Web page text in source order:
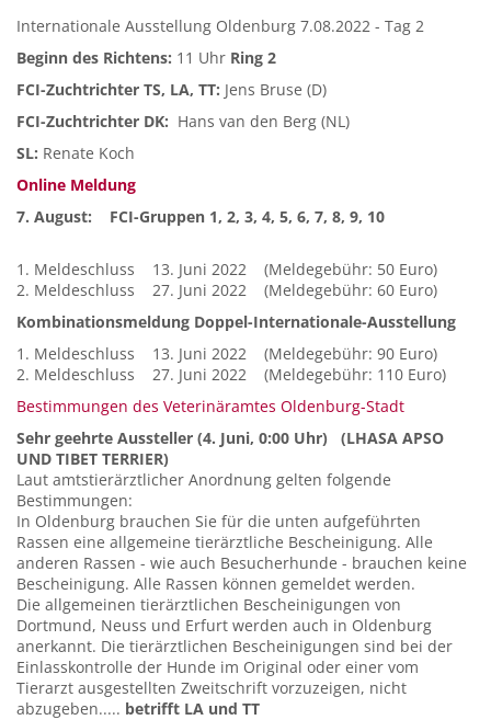
Internationale Ausstellung Oldenburg 7.08.2022 - Tag 2
Beginn des Richtens: 11 Uhr Ring 2
FCI-Zuchtrichter TS, LA, TT: Jens Bruse (D)
FCI-Zuchtrichter DK: Hans van den Berg (NL)
SL: Renate Koch
Online Meldung
7. August: FCI-Gruppen 1, 2, 3, 4, 5, 6, 7, 8, 9, 10
1. Meldeschluss 13. Juni 2022 (Meldegebühr: 50 Euro)
2. Meldeschluss 27. Juni 2022 (Meldegebühr: 60 Euro)
Kombinationsmeldung Doppel-Internationale-Ausstellung
1. Meldeschluss 13. Juni 2022 (Meldegebühr: 90 Euro)
2. Meldeschluss 27. Juni 2022 (Meldegebühr: 110 Euro)
Bestimmungen des Veterinäramtes Oldenburg-Stadt
Sehr geehrte Aussteller (4. Juni, 0:00 Uhr) (LHASA APSO
UND TIBET TERRIER)
Laut amtstierärztlicher Anordnung gelten folgende
Bestimmungen:
In Oldenburg brauchen Sie für die unten aufgeführten
Rassen eine allgemeine tierärztliche Bescheinigung. Alle
anderen Rassen - wie auch Besucherhunde - brauchen keine
Bescheinigung. Alle Rassen können gemeldet werden.
Die allgemeinen tierärztlichen Bescheinigungen von
Dortmund, Neuss und Erfurt werden auch in Oldenburg
anerkannt. Die tierärztlichen Bescheinigungen sind bei der
Einlasskontrolle der Hunde im Original oder einer vom
Tierarzt ausgestellten Zweitschrift vorzuzeigen, nicht
abzugeben..... betrifft LA und TT